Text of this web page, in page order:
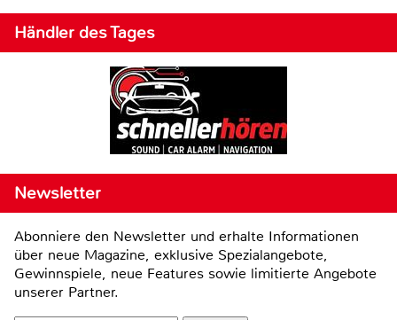
Händler des Tages
Newsletter
Abonniere den Newsletter und erhalte Informationen
über neue Magazine, exklusive Spezialangebote,
Gewinnspiele, neue Features sowie limitierte Angebote
unserer Partner.